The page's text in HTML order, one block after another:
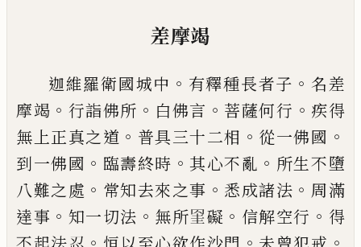
差摩竭
迦維羅衛國城中 。 有釋種長者子 。 名差
摩竭 。 行詣佛所 。 白佛言 。 菩薩何行 。 疾得
無上正真之道 。 普具三十二相 。 從一佛國 。
到一佛國 。 臨壽終時 。其心不亂 。 所生不墮
八難之處 。 常知去來之事 。 悉成諸法 。 周滿
達事 。 知一切法 。 無所𦊱礙 。 信解空行 。 得